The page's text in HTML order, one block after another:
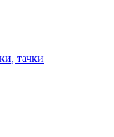
тачки